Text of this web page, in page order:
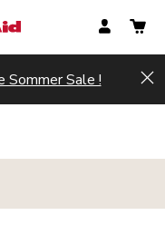
Sommer Sale !